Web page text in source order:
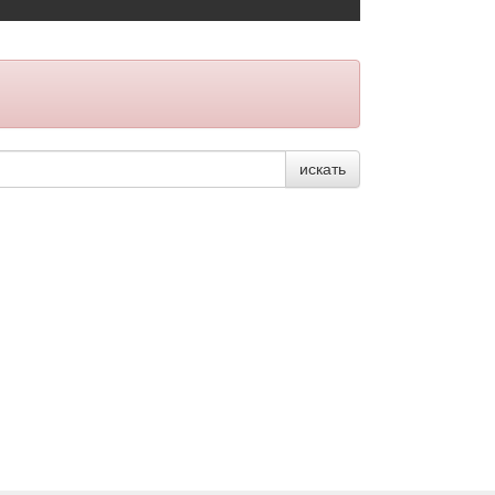
искать